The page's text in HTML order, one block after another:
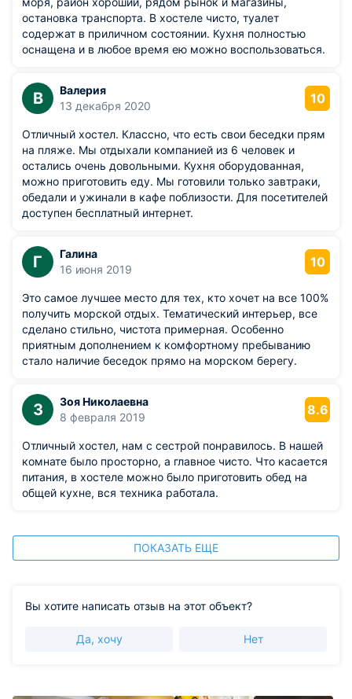
остановка транспорта. В хостеле чисто, туалет
содержат в приличном состоянии. Кухня полностью
оснащена и в любое время ею можно воспользоваться.
В
Валерия
13 декабря 2020
10
Отличный хостел. Классно, что есть свои беседки прям
на пляже. Мы отдыхали компанией из 6 человек и
остались очень довольными. Кухня оборудованная,
можно приготовить еду. Мы готовили только завтраки,
обедали и ужинали в кафе поблизости. Для посетителей
доступен бесплатный интернет.
Г
Галина
16 июня 2019
10
Это самое лучшее место для тех, кто хочет на все 100%
получить морской отдых. Тематический интерьер, все
сделано стильно, чистота примерная. Особенно
приятным дополнением к комфортному пребыванию
стало наличие беседок прямо на морском берегу.
З
Зоя Николаевна
8 февраля 2019
8.6
Отличный хостел, нам с сестрой понравилось. В нашей
комнате было просторно, а главное чисто. Что касается
питания, в хостеле можно было приготовить обед на
общей кухне, вся техника работала.
ПОКАЗАТЬ ЕЩЕ
Вы хотите написать отзыв на этот объект?
Да, хочу Нет